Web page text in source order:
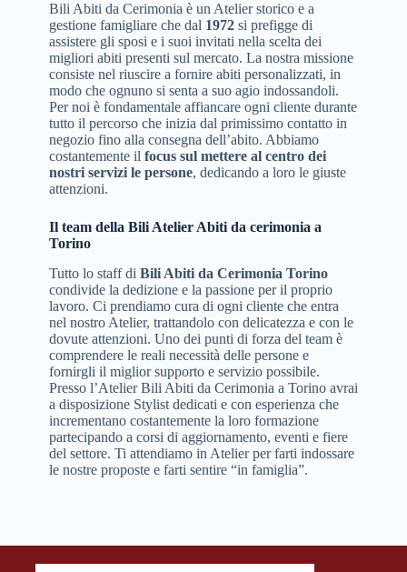
Bili Abiti da Cerimonia è un Atelier storico e a
gestione famigliare che dal 1972si prefigge di
assistere gli sposi e i suoi invitati nella scelta dei
migliori abiti presenti sul mercato. La nostra missione
consiste nel riuscire a fornire abiti personalizzati, in
modo che ognuno si senta a suo agio indossandoli.
Per noi è fondamentale affiancare ogni cliente durante
tutto il percorso che inizia dal primissimo contatto in
negozio fino alla consegna dell’abito. Abbiamo
costantemente il focus sul mettere al centro dei
nostri servizi le persone, dedicando a loro le giuste
attenzioni.
Il team della Bili Atelier Abiti da cerimonia a
Torino
Tutto lo staff di Bili Abiti da Cerimonia Torino
condivide la dedizione e la passione per il proprio
lavoro. Ci prendiamo cura di ogni cliente che entra
nel nostro Atelier, trattandolo con delicatezza e con le
dovute attenzioni. Uno dei punti di forza del team è
comprendere le reali necessità delle persone e
fornirgli il miglior supporto e servizio possibile.
Presso l’Atelier Bili Abiti da Cerimonia a Torino avrai
a disposizione Stylist dedicati e con esperienza che
incrementano costantemente la loro formazione
partecipando a corsi di aggiornamento, eventi e fiere
del settore. Ti attendiamo in Atelier per farti indossare
le nostre proposte e farti sentire “in famiglia”.